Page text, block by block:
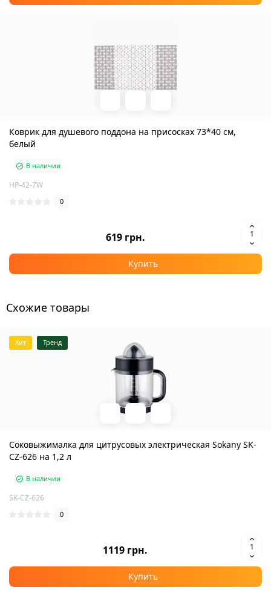
Коврик для душевого поддона на присосках 73*40 см,
белый
В наличии
HP-42-7W
0
619 грн.
Купить
Схожие товары
Хит Тренд
Соковыжималка для цитрусовых электрическая Sokany SK-
CZ-626 на 1,2 л
В наличии
SK-CZ-626
0
1119 грн.
Купить